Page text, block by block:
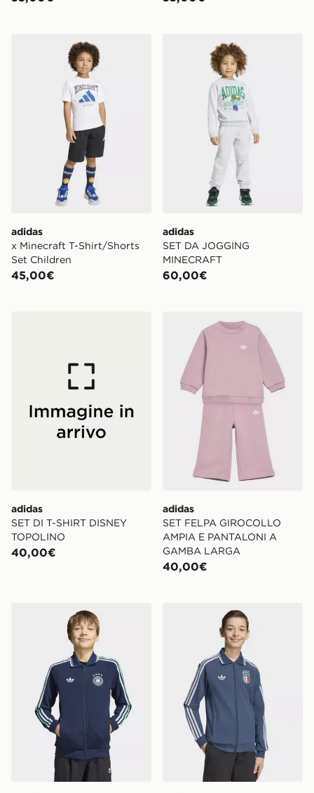
adidas x Minecraft T-Shirt/Shorts Set Children
adidas
x Minecraft T-Shirt/Shorts
Set Children
45,00€
adidas SET DA JOGGING
adidas
SET DA JOGGING
MINECRAFT
60,00€
adidas SET DI T-SHIRT DISNEY TOPOLINO
adidas
SET DI T-SHIRT DISNEY
TOPOLINO
40,00€
adidas SET FELPA
adidas
SET FELPA GIROCOLLO
AMPIA E PANTALONI A
GAMBA LARGA
40,00€
adidas Giacca Anthem Away Germania Per Bambini E
adidas Giacca Kids Away